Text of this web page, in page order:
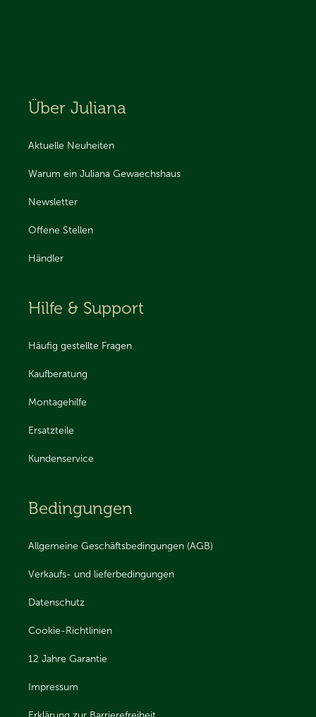
Über Juliana
Aktuelle Neuheiten
Warum ein Juliana Gewaechshaus
Newsletter
Offene Stellen
Händler
Hilfe & Support
Häufig gestellte Fragen
Kaufberatung
Montagehilfe
Ersatzteile
Kundenservice
Bedingungen
Allgemeine Geschäftsbedingungen (AGB)
Verkaufs- und lieferbedingungen
Datenschutz
Cookie-Richtlinien
12 Jahre Garantie
Impressum